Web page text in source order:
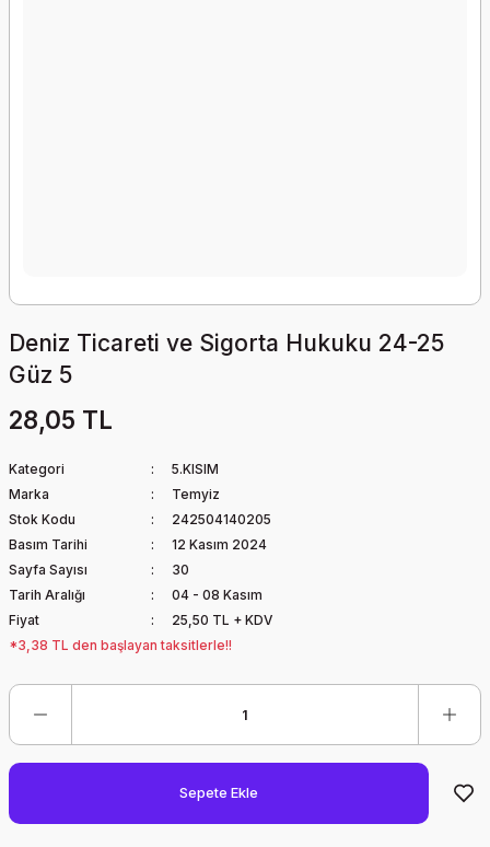
Deniz Ticareti ve Sigorta Hukuku 24-25
Güz 5
28,05 TL
Kategori
5.KISIM
Marka
Temyiz
Stok Kodu
242504140205
Basım Tarihi
12 Kasım 2024
Sayfa Sayısı
30
Tarih Aralığı
04 - 08 Kasım
Fiyat
25,50 TL + KDV
*3,38 TL den başlayan taksitlerle!!
Sepete Ekle